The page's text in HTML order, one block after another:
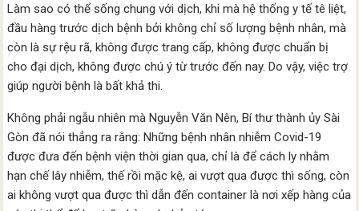
Làm sao có thể sống chung với dịch, khi mà hệ thống y tế tê liệt,
đầu hàng trước dịch bệnh bởi không chỉ số lượng bệnh nhân, mà
còn là sự rệu rã, không được trang cấp, không được chuẩn bị
cho đại dịch, không được chú ý từ trước đến nay. Do vậy, việc trợ
giúp người bệnh là bất khả thi.
Không phải ngẫu nhiên mà Nguyễn Văn Nên, Bí thư thành ủy Sài
Gòn đã nói thẳng ra rằng: Những bệnh nhân nhiễm Covid-19
được đưa đến bệnh viện thời gian qua, chỉ là để cách ly nhằm
hạn chế lây nhiễm, thế rồi mặc kệ, ai vượt qua được thì sống, còn
ai không vượt qua được thì dẫn đến container là nơi xếp hàng của